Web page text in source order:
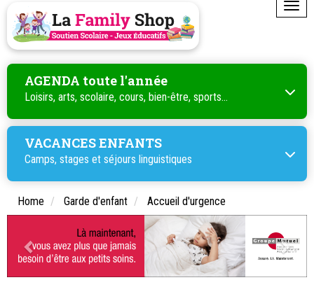
AGENDA toute l'année
Loisirs, arts, scolaire, cours, bien-être, sports...
VACANCES ENFANTS
Camps, stages et séjours linguistiques
Home Garde d'enfant Accueil d'urgence